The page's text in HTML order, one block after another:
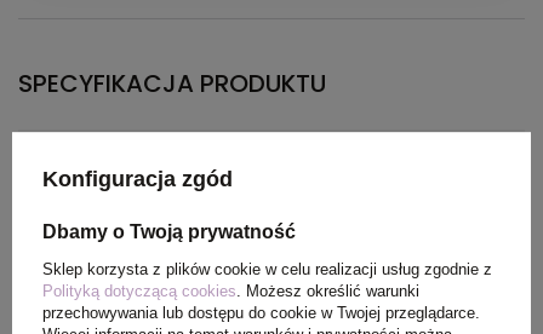
SPECYFIKACJA PRODUKTU
Konfiguracja zgód
Dbamy o Twoją prywatność
Sklep korzysta z plików cookie w celu realizacji usług zgodnie z
Polityką dotyczącą cookies. Możesz określić warunki
przechowywania lub dostępu do cookie w Twojej przeglądarce.